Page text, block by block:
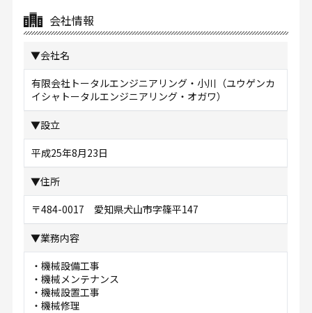
会社情報
▼会社名
有限会社トータルエンジニアリング・小川（ユウゲンカ
イシャトータルエンジニアリング・オガワ）
▼設立
平成25年8月23日
▼住所
〒484-0017 愛知県犬山市字篠平147
▼業務内容
・機械設備工事
・機械メンテナンス
・機械設置工事
・機械修理